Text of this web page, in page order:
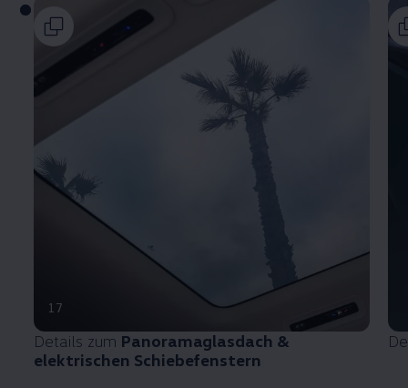
17
Details zum Panoramaglasdach &
elektrischen Schiebefenstern